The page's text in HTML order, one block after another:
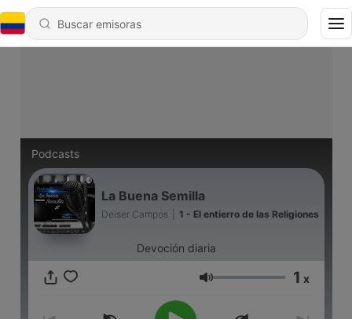
Podcasts
La Buena Semilla
Deiser Campos 1 - El entierro de las Religiones
Devoción diaria
Volumen 1 x